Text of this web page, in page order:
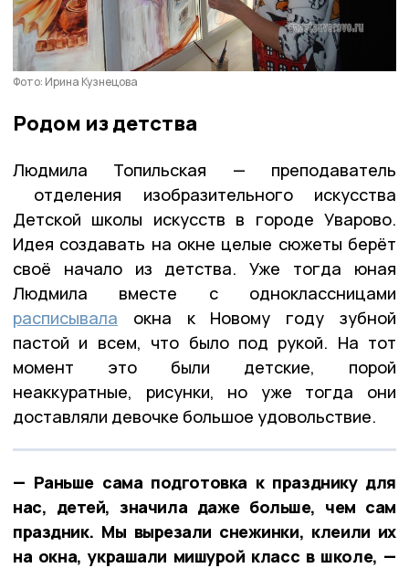
Фото: Ирина Кузнецова
Родом из детства
Людмила Топильская — преподаватель
отделения изобразительного искусства
Детской школы искусств в городе Уварово.
Идея создавать на окне целые сюжеты берёт
своё начало из детства. Уже тогда юная
Людмила вместе с одноклассницами
расписывала окна к Новому году зубной
пастой и всем, что было под рукой. На тот
момент это были детские, порой
неаккуратные, рисунки, но уже тогда они
доставляли девочке большое удовольствие.
— Раньше сама подготовка к празднику для
нас, детей, значила даже больше, чем сам
праздник. Мы вырезали снежинки, клеили их
на окна, украшали мишурой класс в школе, —